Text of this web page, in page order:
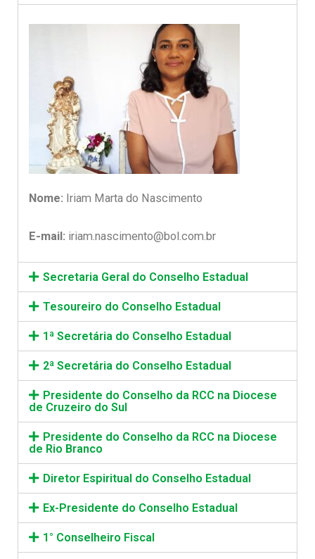
Nome: Iriam Marta do Nascimento
E-mail: iriam.nascimento@bol.com.br
Secretaria Geral do Conselho Estadual
Tesoureiro do Conselho Estadual
1ª Secretária do Conselho Estadual
2ª Secretária do Conselho Estadual
Presidente do Conselho da RCC na Diocese
de Cruzeiro do Sul
Presidente do Conselho da RCC na Diocese
de Rio Branco
Diretor Espiritual do Conselho Estadual
Ex-Presidente do Conselho Estadual
1° Conselheiro Fiscal